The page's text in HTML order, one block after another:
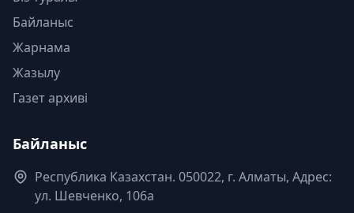
Байланыс
Жарнама
Жазылу
Газет архиві
Байланыс
Республика Казахстан. 050022, г. Алматы, Адрес:
ул. Шевченко, 106а